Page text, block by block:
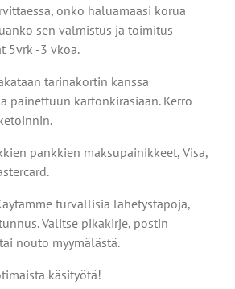
onko haluamaasi korua
sen valmistus ja toimitus
5vrk -3 vkoa.
tarinakortin kanssa
painettuun kartonkirasiaan. Kerro
pankkien maksupainikkeet, Visa,
turvallisia lähetystapoja,
Valitse pikakirje, postin
nouto myymälästä.
käsityötä!